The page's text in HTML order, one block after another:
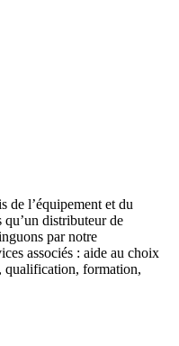
de l’équipement et du
distributeur de
par notre
associés : aide au choix
qualification, formation,